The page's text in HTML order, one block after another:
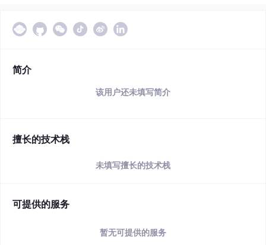
简介
该用户还未填写简介
擅长的技术栈
未填写擅长的技术栈
可提供的服务
暂无可提供的服务